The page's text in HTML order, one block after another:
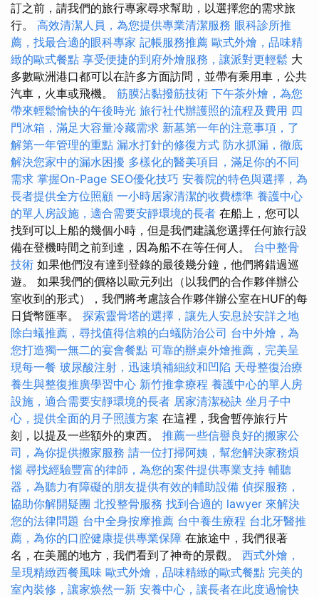
訂之前，請我們的旅行專家尋求幫助，以選擇您的需求旅
行。 高效清潔人員，為您提供專業清潔服務 眼科診所推
薦，找最合適的眼科專家 記帳服務推薦 歐式外燴，品味精
緻的歐式餐點 享受便捷的到府外燴服務，讓派對更輕鬆 大
多數歐洲港口都可以在許多方面訪問，並帶有乘用車，公共
汽車，火車或飛機。 筋膜沾黏撥筋技術 下午茶外燴，為您
帶來輕鬆愉快的午後時光 旅行社代辦護照的流程及費用 四
門冰箱，滿足大容量冷藏需求 新墓第一年的注意事項，了
解第一年管理的重點 漏水打針的修復方式 防水抓漏，徹底
解決您家中的漏水困擾 多樣化的醫美項目，滿足你的不同
需求 掌握On-Page SEO優化技巧 安養院的特色與選擇，為
長者提供全方位照顧 一小時居家清潔的收費標準 養護中心
的單人房設施，適合需要安靜環境的長者 在船上，您可以
找到可以上船的幾個小時，但是我們建議您選擇任何旅行設
備在登機時間之前到達，因為船不在等任何人。 台中整骨
技術 如果他們沒有達到登錄的最後幾分鐘，他們將錯過巡
遊。 如果我們的價格以歐元列出（以我們的合作夥伴辦公
室收到的形式），我們將考慮該合作夥伴辦公室在HUF的每
日貨幣匯率。 探索靈骨塔的選擇，讓先人安息於安詳之地
除白蟻推薦，尋找值得信賴的白蟻防治公司 台中外燴，為
您打造獨一無二的宴會餐點 可靠的辦桌外燴推薦，完美呈
現每一餐 玻尿酸注射，迅速填補細紋和凹陷 天母整復治療
養生與整復推廣學習中心 新竹推拿療程 養護中心的單人房
設施，適合需要安靜環境的長者 居家清潔秘訣 坐月子中
心，提供全面的月子照護方案 在這裡，我會暫停旅行片
刻，以提及一些額外的東西。 推薦一些信譽良好的搬家公
司，為你提供搬家服務 請一位打掃阿姨，幫您解決家務煩
惱 尋找經驗豐富的律師，為您的案件提供專業支持 輔聽
器，為聽力有障礙的朋友提供有效的輔助設備 偵探服務，
協助你解開疑團 北投整骨服務 找到合適的 lawyer 來解決
您的法律問題 台中全身按摩推薦 台中養生療程 台北牙醫推
薦，為你的口腔健康提供專業保障 在旅途中，我們很著
名，在美麗的地方，我們看到了神奇的景觀。 西式外燴，
呈現精緻西餐風味 歐式外燴，品味精緻的歐式餐點 完美的
室內裝修，讓家焕然一新 安養中心，讓長者在此度過愉快